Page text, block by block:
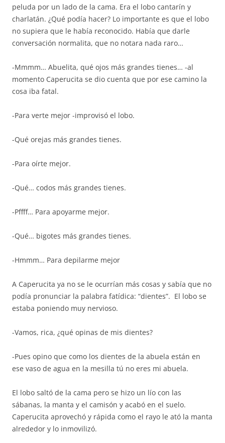
peluda por un lado de la cama. Era el lobo cantarín y
charlatán. ¿Qué podía hacer? Lo importante es que el lobo
no supiera que le había reconocido. Había que darle
conversación normalita, que no notara nada raro…
-Mmmm… Abuelita, qué ojos más grandes tienes… -al
momento Caperucita se dio cuenta que por ese camino la
cosa iba fatal.
-Para verte mejor -improvisó el lobo.
-Qué orejas más grandes tienes.
-Para oírte mejor.
-Qué… codos más grandes tienes.
-Pffff… Para apoyarme mejor.
-Qué… bigotes más grandes tienes.
-Hmmm… Para depilarme mejor
A Caperucita ya no se le ocurrían más cosas y sabía que no
podía pronunciar la palabra fatídica: “dientes”. El lobo se
estaba poniendo muy nervioso.
-Vamos, rica, ¿qué opinas de mis dientes?
-Pues opino que como los dientes de la abuela están en
ese vaso de agua en la mesilla tú no eres mi abuela.
El lobo saltó de la cama pero se hizo un lío con las
sábanas, la manta y el camisón y acabó en el suelo.
Caperucita aprovechó y rápida como el rayo le ató la manta
alrededor y lo inmovilizó.